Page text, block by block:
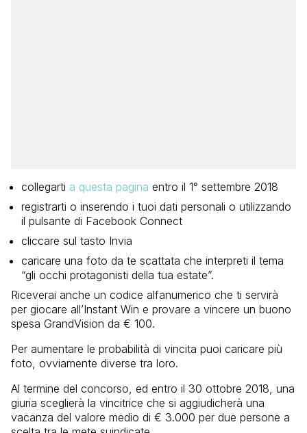
collegarti a questa pagina entro il 1° settembre 2018
registrarti o inserendo i tuoi dati personali o utilizzando
il pulsante di Facebook Connect
cliccare sul tasto Invia
caricare una foto da te scattata che interpreti il tema
“gli occhi protagonisti della tua estate”.
Riceverai anche un codice alfanumerico che ti servirà
per giocare all’Instant Win e provare a vincere un buono
spesa GrandVision da € 100.
Per aumentare le probabilità di vincita puoi caricare più
foto, ovviamente diverse tra loro.
Al termine del concorso, ed entro il 30 ottobre 2018, una
giuria sceglierà la vincitrice che si aggiudicherà una
vacanza del valore medio di € 3.000 per due persone a